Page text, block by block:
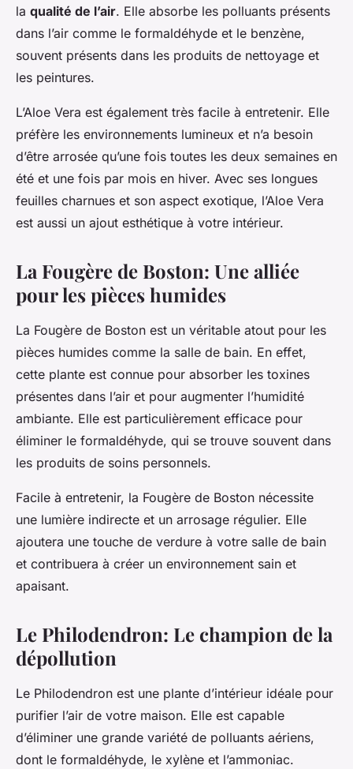
la qualité de l’air. Elle absorbe les polluants présents
dans l’air comme le formaldéhyde et le benzène,
souvent présents dans les produits de nettoyage et
les peintures.
L’Aloe Vera est également très facile à entretenir. Elle
préfère les environnements lumineux et n’a besoin
d’être arrosée qu’une fois toutes les deux semaines en
été et une fois par mois en hiver. Avec ses longues
feuilles charnues et son aspect exotique, l’Aloe Vera
est aussi un ajout esthétique à votre intérieur.
La Fougère de Boston: Une alliée
pour les pièces humides
La Fougère de Boston est un véritable atout pour les
pièces humides comme la salle de bain. En effet,
cette plante est connue pour absorber les toxines
présentes dans l’air et pour augmenter l’humidité
ambiante. Elle est particulièrement efficace pour
éliminer le formaldéhyde, qui se trouve souvent dans
les produits de soins personnels.
Facile à entretenir, la Fougère de Boston nécessite
une lumière indirecte et un arrosage régulier. Elle
ajoutera une touche de verdure à votre salle de bain
et contribuera à créer un environnement sain et
apaisant.
Le Philodendron: Le champion de la
dépollution
Le Philodendron est une plante d’intérieur idéale pour
purifier l’air de votre maison. Elle est capable
d’éliminer une grande variété de polluants aériens,
dont le formaldéhyde, le xylène et l’ammoniac.